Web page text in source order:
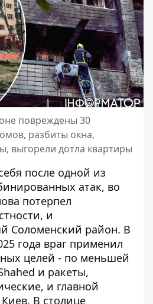
повреждены 30
разбиты окна,
выгорели дотла квартиры
после одной из
атак, во
потерпел
и
Соломенский район. В
года враг применил
целей - по меньшей
и ракеты,
и главной
В столице